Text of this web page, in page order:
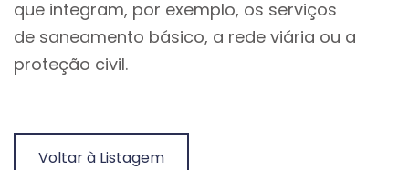
que integram, por exemplo, os serviços
de saneamento básico, a rede viária ou a
proteção civil.
Voltar à Listagem